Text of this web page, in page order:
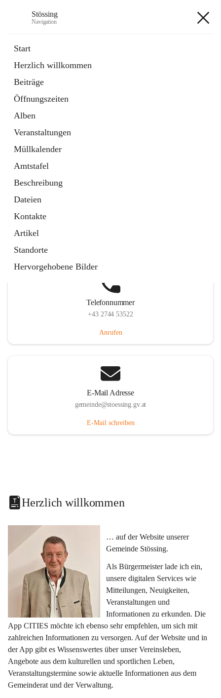
Stössing
Navigation
Start
Herzlich willkommen
Beiträge
Öffnungszeiten
Alben
Veranstaltungen
Müllkalender
Amtstafel
Beschreibung
Dateien
Kontakte
Artikel
Standorte
Hervorgehobene Bilder
Datei
in
Tab
Kindergarten
öffnet
in
neuem
Tab
Telefonnummer
+43 2744 53522
Anrufen
E-Mail Adresse
gemeinde@stoessing.gv.at
E-Mail schreiben
Herzlich willkommen
… auf der Website unserer
Gemeinde Stössing.
Als Bürgermeister lade ich ein,
unsere digitalen Services wie
Mitteilungen, Neuigkeiten,
Veranstaltungen und
Informationen zu erkunden. Die
App CITIES möchte ich ebenso sehr empfehlen, um sich mit
zahlreichen Informationen zu versorgen. Auf der Website und in
der App gibt es Wissenswertes über unser Vereinsleben,
Angebote aus dem kulturellen und sportlichen Leben,
Veranstaltungstermine sowie aktuelle Informationen aus dem
Gemeinderat und der Verwaltung.